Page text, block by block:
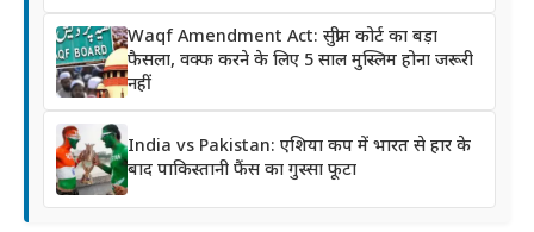
Waqf Amendment Act: सुप्रीम कोर्ट का बड़ा
फैसला, वक्फ करने के लिए 5 साल मुस्लिम होना जरूरी
नहीं
India vs Pakistan: एशिया कप में भारत से हार के
बाद पाकिस्तानी फैंस का गुस्सा फूटा